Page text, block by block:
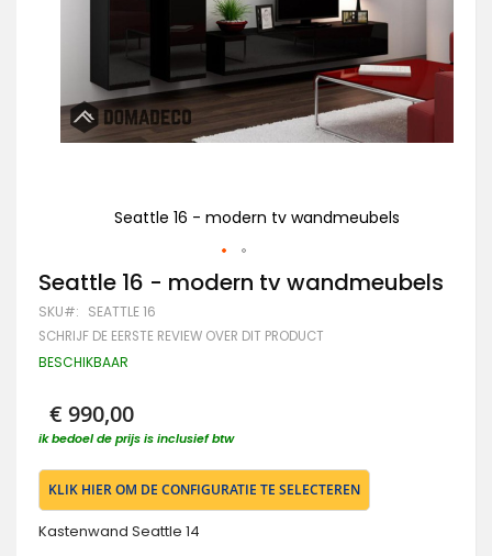
Seattle 16 - modern tv wandmeubels
Ga
naar
het
begin
de
gallerij
Seattle 16 - modern tv wandmeubels
SKU SEATTLE 16
SCHRIJF DE EERSTE REVIEW OVER DIT PRODUCT
BESCHIKBAAR
€ 990,00
ik bedoel de prijs is inclusief btw
KLIK HIER OM DE CONFIGURATIE TE SELECTEREN
Kastenwand Seattle 14